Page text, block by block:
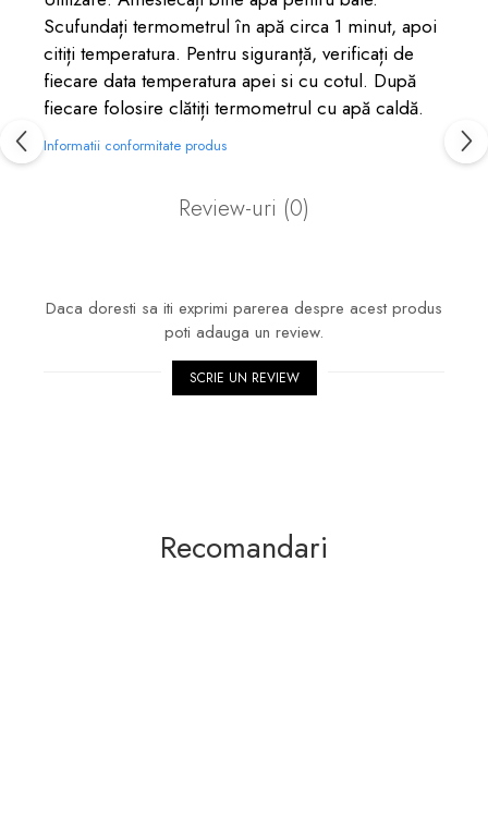
Scufundați termometrul în apă circa 1 minut, apoi
citiți temperatura. Pentru siguranță, verificați de
fiecare data temperatura apei si cu cotul. După
fiecare folosire clătiți termometrul cu apă caldă.
Informatii conformitate produs
Review-uri (0)
Daca doresti sa iti exprimi parerea despre acest produs
poti adauga un review.
SCRIE UN REVIEW
Recomandari